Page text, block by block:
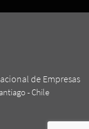
de Empresas
- Chile